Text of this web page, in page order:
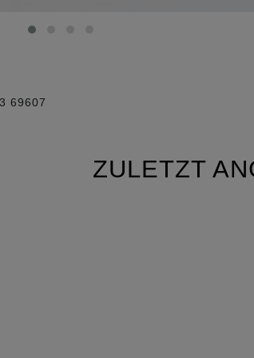
69607
ZULETZT